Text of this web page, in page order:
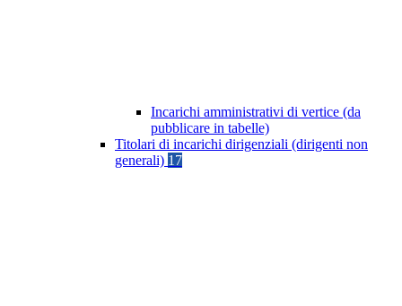
Incarichi amministrativi di vertice (da
pubblicare in tabelle)
Titolari di incarichi dirigenziali (dirigenti non
generali) 17